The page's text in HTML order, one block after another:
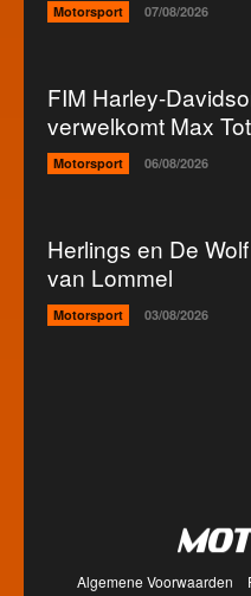
Motorsport 07/08/2026
FIM Harley-
verwelkomt Max
Motorsport 06/08/2026
Herlings en De
van Lommel
Motorsport 03/08/2026
Algemene Voorwaarden